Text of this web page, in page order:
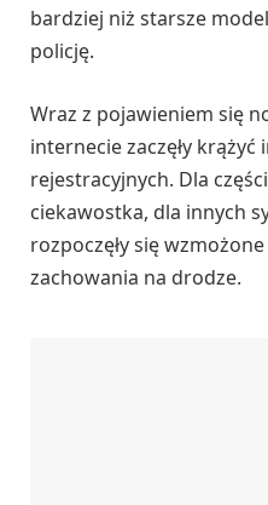
bardziej niż starsze
policję.
Wraz z pojawieniem się
internecie zaczęły
rejestracyjnych. Dla
ciekawostka, dla innych
rozpoczęły się
zachowania na drodze.